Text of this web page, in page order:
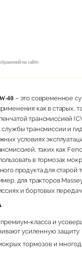
на сайте.
40 – это современное
как в старых,
трансмиссией
трансмиссии и
условиях
таких как
в тормозах
продукта для
для тракторов
и бортовых
класса и
усиленную защиту
тормозов и